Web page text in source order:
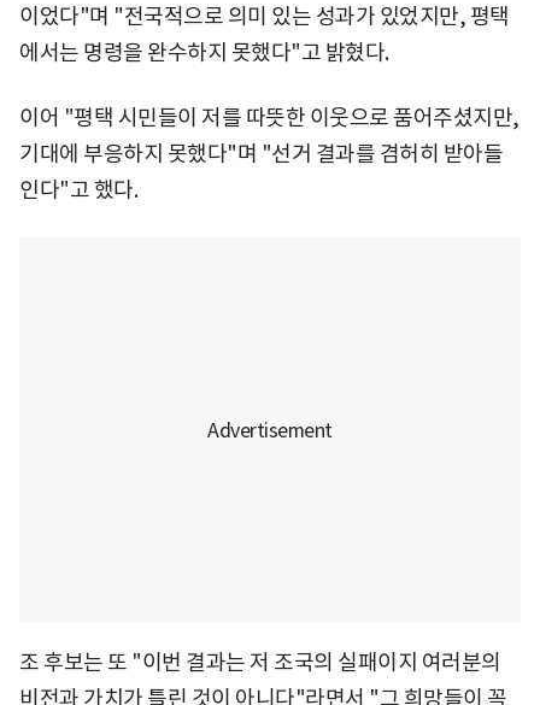
이었다"며 "전국적으로 의미 있는 성과가 있었지만, 평택
에서는 명령을 완수하지 못했다"고 밝혔다.
이어 "평택 시민들이 저를 따뜻한 이웃으로 품어주셨지만,
기대에 부응하지 못했다"며 "선거 결과를 겸허히 받아들
인다"고 했다.
조 후보는 또 "이번 결과는 저 조국의 실패이지 여러분의
비전과 가치가 틀린 것이 아니다"라면서 "그 희망들이 꼭